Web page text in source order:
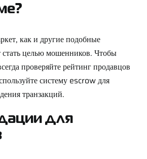
как и другие подобные
целью мошенников. Чтобы
проверяйте рейтинг продавцов
систему escrow для
транзакций.
для